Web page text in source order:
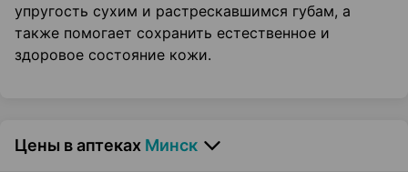
упругость сухим и растрескавшимся губам, а
также помогает сохранить естественное и
здоровое состояние кожи.
Цены в аптеках Минск